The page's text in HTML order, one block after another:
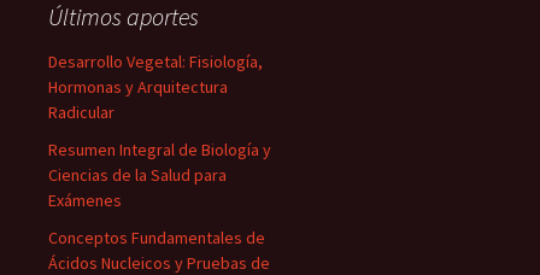
Últimos aportes
Desarrollo Vegetal: Fisiología,
Hormonas y Arquitectura
Radicular
Resumen Integral de Biología y
Ciencias de la Salud para
Exámenes
Conceptos Fundamentales de
Ácidos Nucleicos y Pruebas de